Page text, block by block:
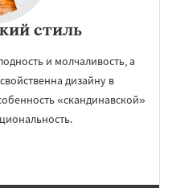
стиль
и молчаливость, а
дизайну в
«скандинавской»